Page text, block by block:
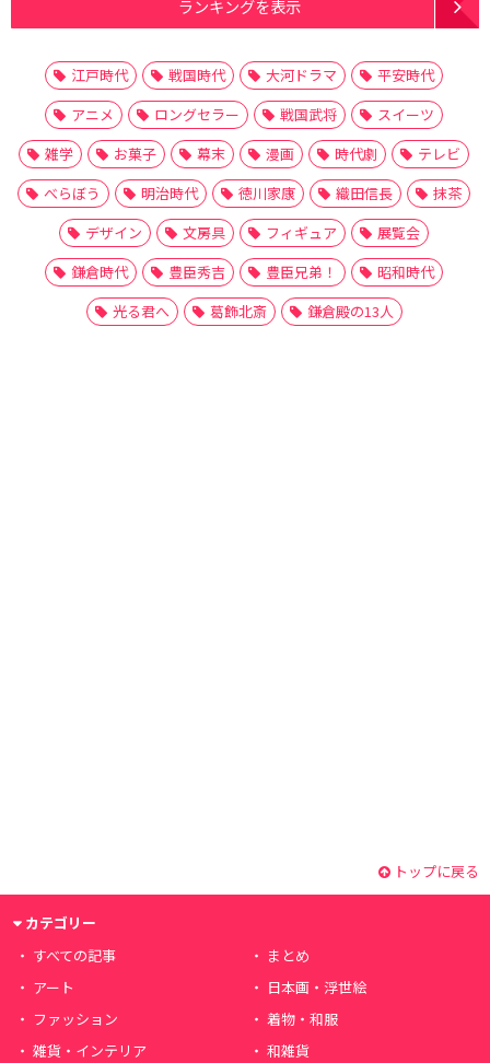
ランキングを表示
江戸時代 戦国時代 大河ドラマ
平安時代
アニメ
ロングセラー 戦国武将
スイーツ
雑学
お菓子 幕末 漫画 時代劇
テレビ
べらぼう
明治時代 徳川家康 織田信長
抹茶
デザイン
文房具 フィギュア
展覧会
鎌倉時代
豊臣秀吉 豊臣兄弟！
昭和時代
光る君へ
葛飾北斎 鎌倉殿の13人
トップに戻る
カテゴリー
すべての記事
まとめ
アート
日本画・浮世絵
ファッション
着物・和服
雑貨・インテリア
和雑貨